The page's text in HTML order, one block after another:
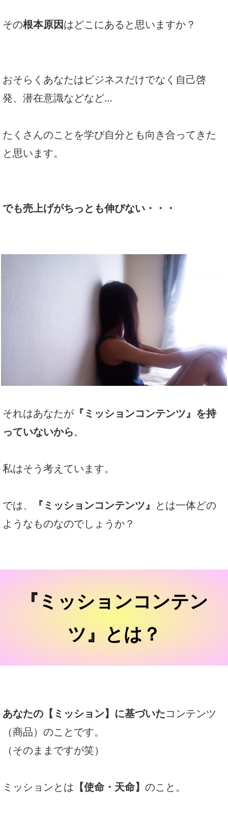
その根本原因はどこにあると思いますか？
おそらくあなたはビジネスだけでなく自己啓
発、潜在意識などなど…
たくさんのことを学び自分とも向き合ってきた
と思います。
でも売上げがちっとも伸びない・・・
それはあなたが 『ミッションコンテンツ』 を持
っていないから。
私はそう考えています。
では、 『ミッションコンテンツ』 とは一体どの
ようなものなのでしょうか？
『ミッションコンテン
ツ』とは？
あなたの【ミッション】に基づいたコンテンツ
（商品）のことです。
（そのままですが笑）
ミッションとは 【使命・天命】 のこと。